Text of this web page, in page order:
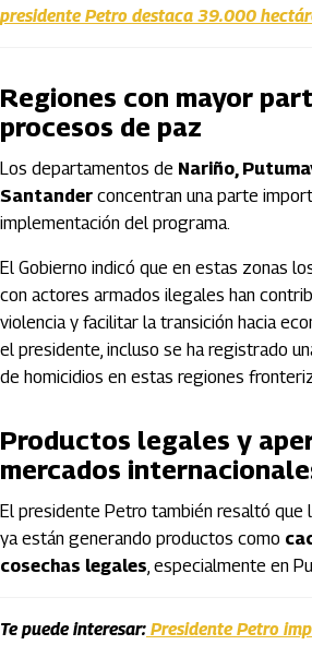
presidente Petro destaca 39.000
Regiones con mayor
procesos de paz
Los departamentos de Nariño,
Santander concentran una parte
implementación del programa.
El Gobierno indicó que en estas zonas
con actores armados ilegales han
violencia y facilitar la transición hacia
el presidente, incluso se ha registrado
de homicidios en estas regiones
Productos legales y
mercados
El presidente Petro también resaltó que
ya están generando productos como
cosechas legales, especialmente en
Te puede interesar: Presidente Petro